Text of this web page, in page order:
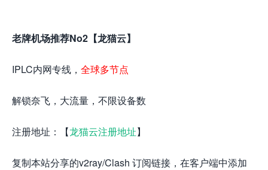
老牌机场推荐No2【龙猫云】
IPLC内网专线， 全球多节点
解锁奈飞，大流量，不限设备数
注册地址：【龙猫云注册地址】
复制本站分享的v2ray/Clash 订阅链接，在客户端中添加